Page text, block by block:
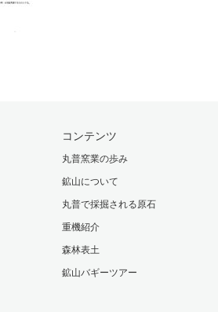
コンテンツ
丸普窯業の歩み
鉱山について
丸普で採掘される原石
重機紹介
森林表土
鉱山バギーツアー